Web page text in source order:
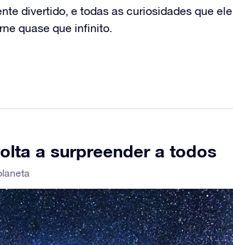
divertido, e todas as curiosidades que ele
quase que infinito.
a surpreender a todos